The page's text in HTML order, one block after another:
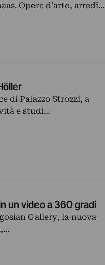
Opere d’arte, arredi…
di Palazzo Strozzi, a
e studi…
un video a 360 gradi
Gallery, la nuova